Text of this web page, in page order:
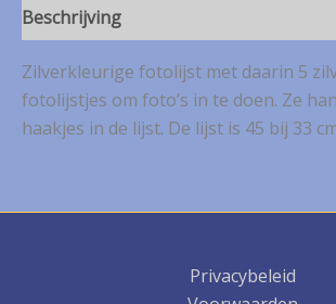
Beschrijving
Zilverkleurige fotolijst met daarin 5
fotolijstjes om foto’s in te doen. Ze
haakjes in de lijst. De lijst is 45 bij 33
Privacybeleid